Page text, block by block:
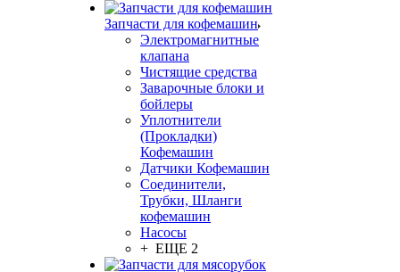
Запчасти для кофемашин
Электромагнитные
клапана
Чистящие средства
Заварочные блоки и
бойлеры
Уплотнители
(Прокладки)
Кофемашин
Датчики Кофемашин
Соединители,
Трубки, Шланги
кофемашин
Насосы
+ ЕЩЕ 2